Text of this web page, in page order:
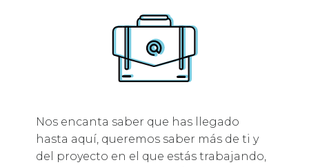
Nos encanta saber que has llegado
hasta aquí, queremos saber más de ti y
del proyecto en el que estás trabajando,